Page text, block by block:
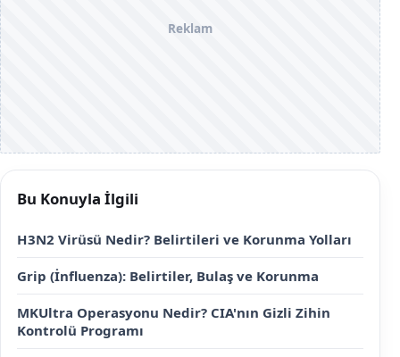
Reklam
Bu Konuyla İlgili
H3N2 Virüsü Nedir? Belirtileri ve Korunma Yolları
Grip (İnfluenza): Belirtiler, Bulaş ve Korunma
MKUltra Operasyonu Nedir? CIA'nın Gizli Zihin
Kontrolü Programı